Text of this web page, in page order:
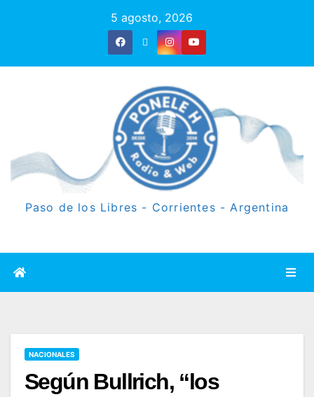
5 agosto, 2026
Paso de los Libres - Corrientes - Argentina
NACIONALES
Según Bullrich, “los